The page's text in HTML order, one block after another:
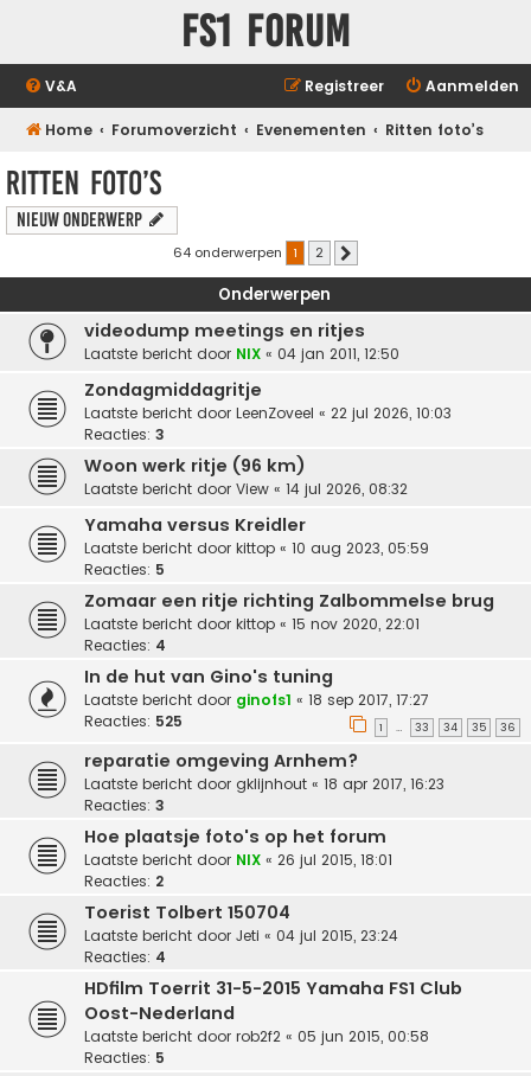
FS1 forum
V&A Aanmelden
Registreer
Home Forumoverzicht Evenementen Ritten foto’s
Ritten foto’s
Nieuw onderwerp
64 onderwerpen 1 2
Onderwerpen
videodump meetings en ritjes
Laatste bericht door NIX « 04 jan 2011, 12:50
Zondagmiddagritje
Laatste bericht door LeenZoveel « 22 jul 2026, 10:03
Reacties: 3
Woon werk ritje (96 km)
Laatste bericht door View « 14 jul 2026, 08:32
Yamaha versus Kreidler
Laatste bericht door kittop « 10 aug 2023, 05:59
Reacties: 5
Zomaar een ritje richting Zalbommelse brug
Laatste bericht door kittop « 15 nov 2020, 22:01
Reacties: 4
In de hut van Gino's tuning
Laatste bericht door ginofs1 « 18 sep 2017, 17:27
Reacties: 525 1 … 33 34 35 36
reparatie omgeving Arnhem?
Laatste bericht door gklijnhout « 18 apr 2017, 16:23
Reacties: 3
Hoe plaatsje foto's op het forum
Laatste bericht door NIX « 26 jul 2015, 18:01
Reacties: 2
Toerist Tolbert 150704
Laatste bericht door Jeti « 04 jul 2015, 23:24
Reacties: 4
HDfilm Toerrit 31-5-2015 Yamaha FS1 Club
Oost-Nederland
Laatste bericht door rob2f2 « 05 jun 2015, 00:58
Reacties: 5